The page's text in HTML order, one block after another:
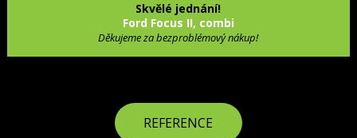
Skvělé jednání!
Ford Focus II, combi
Děkujeme za bezproblémový nákup!
REFERENCE